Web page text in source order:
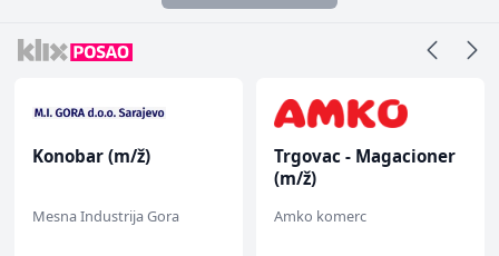
Konobar (m/ž)
Mesna Industrija Gora
Trgovac - Magacioner
(m/ž)
Amko komerc